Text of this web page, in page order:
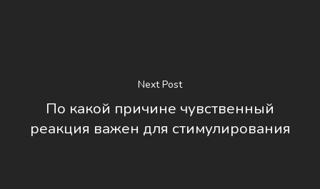
Next Post
По какой причине чувственный
реакция важен для стимулирования